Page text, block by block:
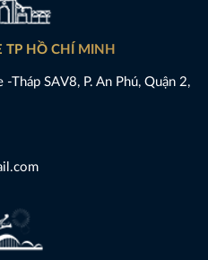
TP HỒ CHÍ MINH
Tháp SAV8, P. An Phú, Quận 2,